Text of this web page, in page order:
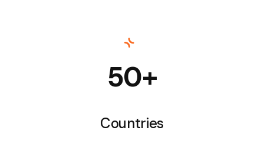
50+
Countries